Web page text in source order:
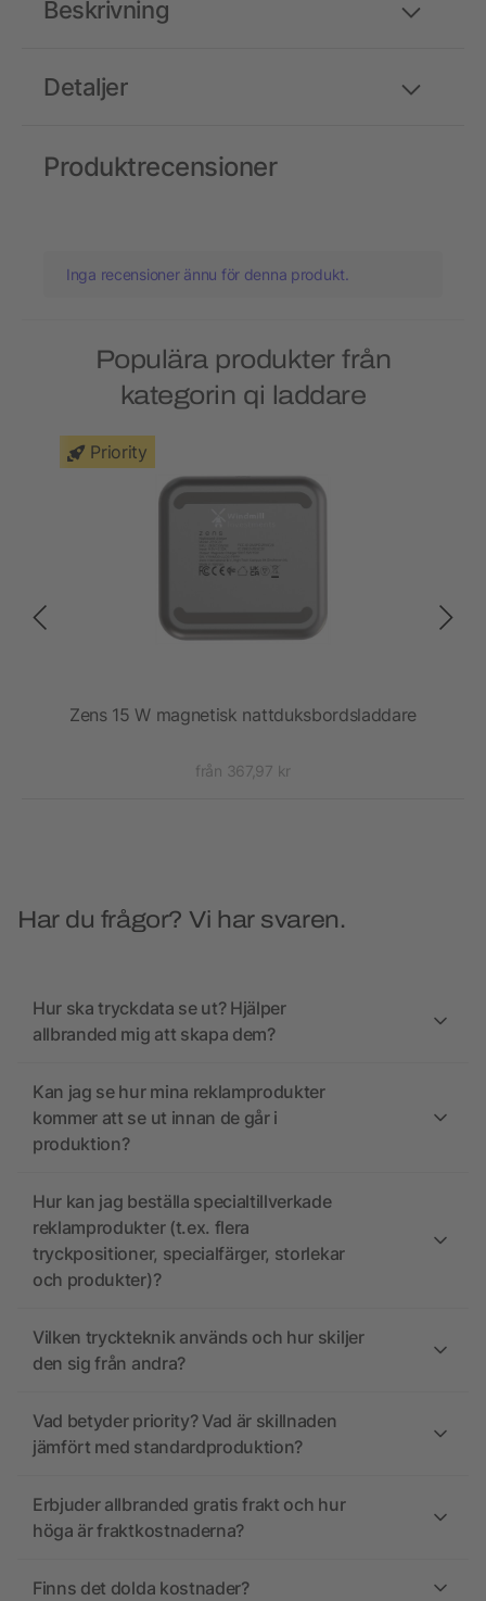
Detaljer
Beskrivning
Produktrecensioner
Inga recensioner ännu för denna produkt.
Populära produkter från
kategorin qi laddare
Priority
Zens 15 W magnetisk nattduksbordsladdare
från 367,97 kr
Har du frågor? Vi har svaren.
Hur ska tryckdata se ut? Hjälper
allbranded mig att skapa dem?
Kan jag se hur mina reklamprodukter
kommer att se ut innan de går i
produktion?
Hur kan jag beställa specialtillverkade
reklamprodukter (t.ex. flera
tryckpositioner, specialfärger, storlekar
och produkter)?
Vilken tryckteknik används och hur skiljer
den sig från andra?
Vad betyder priority? Vad är skillnaden
jämfört med standardproduktion?
Erbjuder allbranded gratis frakt och hur
höga är fraktkostnaderna?
Finns det dolda kostnader?